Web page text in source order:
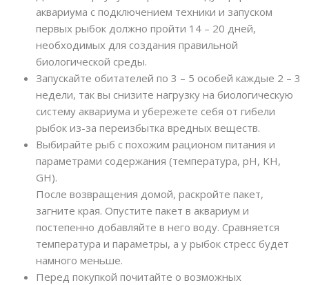
аквариума с подключением техники и запуском
первых рыбок должно пройти 14 – 20 дней,
необходимых для создания правильной
биологической среды.
Запускайте обитателей по 3 – 5 особей каждые 2 – 3
недели, так вы снизите нагрузку на биологическую
систему аквариума и убережете себя от гибели
рыбок из-за переизбытка вредных веществ.
Выбирайте рыб с похожим рационом питания и
параметрами содержания (температура, pH, KH,
GH).
После возвращения домой, раскройте пакет,
загните края. Опустите пакет в аквариум и
постепенно добавляйте в него воду. Сравняется
температура и параметры, а у рыбок стресс будет
намного меньше.
Перед покупкой почитайте о возможных